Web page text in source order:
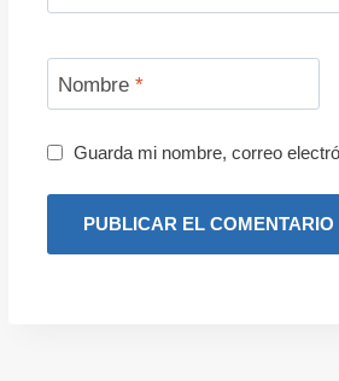
Nombre *
Guarda mi nombre, correo